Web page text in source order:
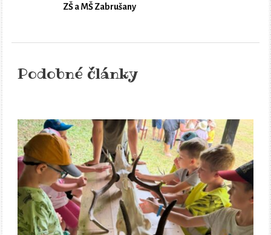
ZŠ a MŠ Zabrušany
Podobné články